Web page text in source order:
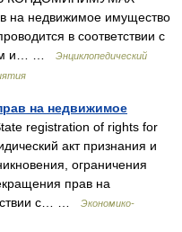
на недвижимое имущество
в соответствии с
и… …
Энциклопедический
на недвижимое
registration of rights for
акт признания и
ограничения
прав на
с… …
Экономико-